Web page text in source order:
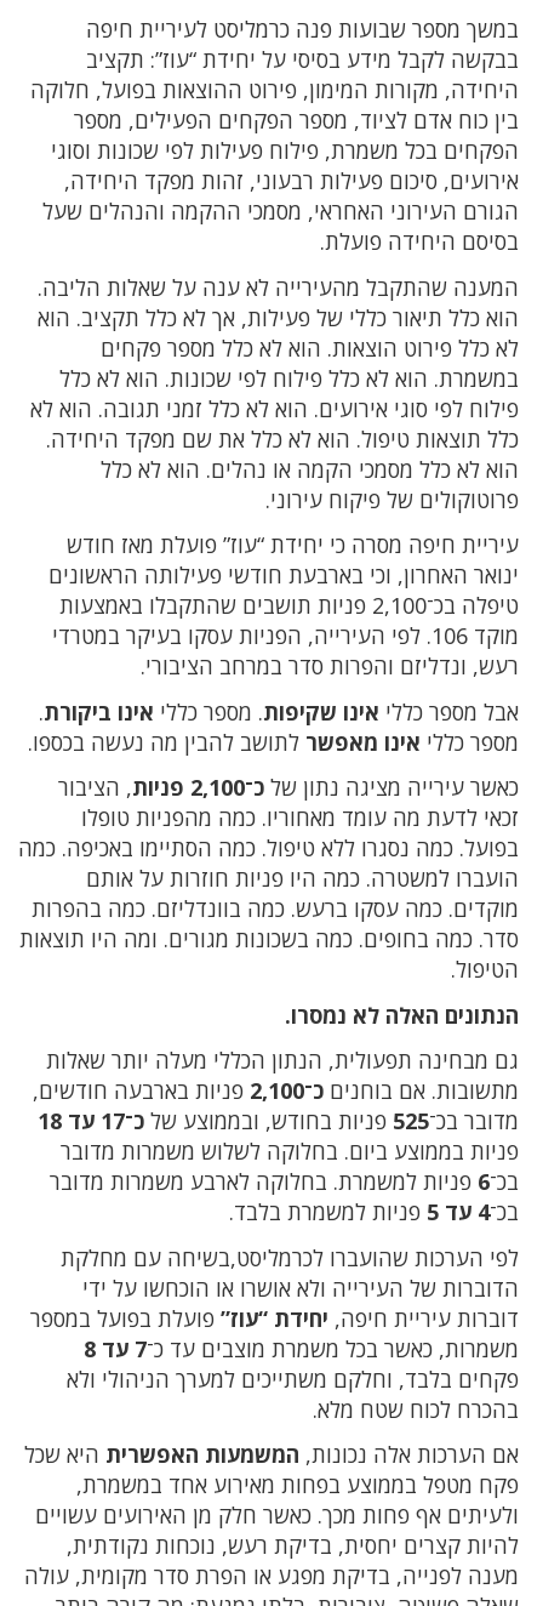
במשך מספר שבועות פנה כרמליסט לעיריית חיפה
בבקשה לקבל מידע בסיסי על יחידת “עוז”: תקציב
היחידה, מקורות המימון, פירוט ההוצאות בפועל, חלוקה
בין כוח אדם לציוד, מספר הפקחים הפעילים, מספר
הפקחים בכל משמרת, פילוח פעילות לפי שכונות וסוגי
אירועים, סיכום פעילות רבעוני, זהות מפקד היחידה,
הגורם העירוני האחראי, מסמכי ההקמה והנהלים שעל
בסיסם היחידה פועלת.
המענה שהתקבל מהעירייה לא ענה על שאלות הליבה.
הוא כלל תיאור כללי של פעילות, אך לא כלל תקציב. הוא
לא כלל פירוט הוצאות. הוא לא כלל מספר פקחים
במשמרת. הוא לא כלל פילוח לפי שכונות. הוא לא כלל
פילוח לפי סוגי אירועים. הוא לא כלל זמני תגובה. הוא לא
כלל תוצאות טיפול. הוא לא כלל את שם מפקד היחידה.
הוא לא כלל מסמכי הקמה או נהלים. הוא לא כלל
פרוטוקולים של פיקוח עירוני.
עיריית חיפה מסרה כי יחידת “עוז” פועלת מאז חודש
ינואר האחרון, וכי בארבעת חודשי פעילותה הראשונים
טיפלה בכ־2,100 פניות תושבים שהתקבלו באמצעות
מוקד 106. לפי העירייה, הפניות עסקו בעיקר במטרדי
רעש, ונדליזם והפרות סדר במרחב הציבורי.
אבל מספר כללי אינו שקיפות. מספר כללי אינו ביקורת.
מספר כללי אינו מאפשר לתושב להבין מה נעשה בכספו.
כאשר עירייה מציגה נתון של כ־2,100 פניות
, הציבור
זכאי לדעת מה עומד מאחוריו. כמה מהפניות טופלו
בפועל. כמה נסגרו ללא טיפול. כמה הסתיימו באכיפה. כמה
הועברו למשטרה. כמה היו פניות חוזרות על אותם
מוקדים. כמה עסקו ברעש. כמה בוונדליזם. כמה בהפרות
סדר. כמה בחופים. כמה בשכונות מגורים. ומה היו תוצאות
הטיפול.
הנתונים האלה לא נמסרו.
גם מבחינה תפעולית, הנתון הכללי מעלה יותר שאלות
מתשובות. אם בוחנים כ־2,100
פניות בארבעה חודשים,
מדובר בכ־525 פניות בחודש, ובממוצע של כ־17 עד 18
פניות בממוצע ביום. בחלוקה לשלוש משמרות מדובר
בכ־6 פניות למשמרת. בחלוקה לארבע משמרות מדובר
בכ־4 עד 5
פניות למשמרת בלבד.
לפי הערכות שהועברו לכרמליסט,בשיחה עם מחלקת
הדוברות של העירייה ולא אושרו או הוכחשו על ידי
דוברות עיריית חיפה, יחידת “עוז” פועלת בפועל במספר
משמרות, כאשר בכל משמרת מוצבים עד כ־7 עד 8
פקחים בלבד, וחלקם משתייכים למערך הניהולי ולא
בהכרח לכוח שטח מלא.
אם הערכות אלה נכונות, המשמעות האפשרית היא שכל
פקח מטפל בממוצע בפחות מאירוע אחד במשמרת,
ולעיתים אף פחות מכך. כאשר חלק מן האירועים עשויים
להיות קצרים יחסית, בדיקת רעש, נוכחות נקודתית,
מענה לפנייה, בדיקת מפגע או הפרת סדר מקומית, עולה